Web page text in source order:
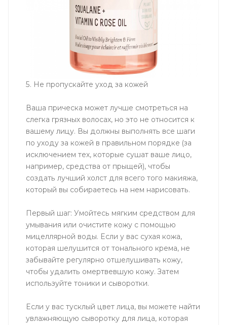
5. Не пропускайте уход за кожей
Ваша прическа может лучше смотреться на
слегка грязных волосах, но это не относится к
вашему лицу. Вы должны выполнять все шаги
по уходу за кожей в правильном порядке (за
исключением тех, которые сушат ваше лицо,
например, средства от прыщей), чтобы
создать лучший холст для всего того макияжа,
который вы собираетесь на нем нарисовать.
Первый шаг: Умойтесь мягким средством для
умывания или очистите кожу с помощью
мицеллярной воды. Если у вас сухая кожа,
которая шелушится от тонального крема, не
забывайте регулярно отшелушивать кожу,
чтобы удалить омертвевшую кожу. Затем
используйте тоники и сыворотки.
Если у вас тусклый цвет лица, вы можете найти
увлажняющую сыворотку для лица, которая